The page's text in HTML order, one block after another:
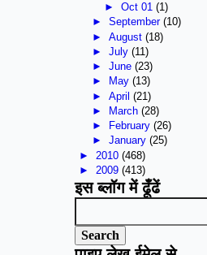
►Oct 01(1)
► September (10)
► August (18)
► July (11)
► June (23)
►
May (13)
► April (21)
►
March (28)
►
February (26)
► January (25)
► 2010 (468)
► 2009 (413)
इस ब्लॉग में ढूँढें